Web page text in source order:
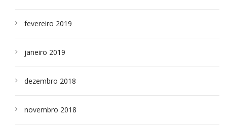
fevereiro 2019
janeiro 2019
dezembro 2018
novembro 2018